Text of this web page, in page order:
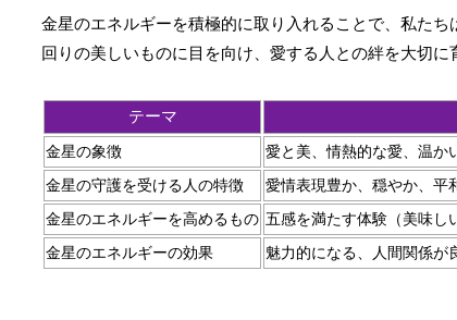
金星のエネルギーを積極的に取り入れることで、私た
回りの美しいものに目を向け、愛する人との絆を大切
テーマ
金星の象徴 愛と美、情熱的な愛、温か
金星の守護を受ける人の特徴 愛情表現豊か、穏やか、平
金星のエネルギーを高めるもの 五感を満たす体験（美味し
金星のエネルギーの効果 魅力的になる、人間関係が